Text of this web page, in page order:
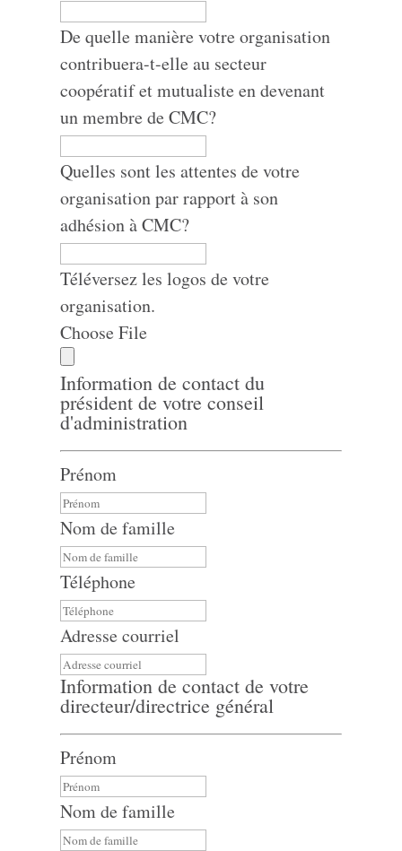
De quelle manière votre organisation
contribuera-t-elle au secteur
coopératif et mutualiste en devenant
un membre de CMC?
Quelles sont les attentes de votre
organisation par rapport à son
adhésion à CMC?
Téléversez les logos de votre
organisation.
Choose File
Information de contact du
président de votre conseil
d'administration
Prénom
Nom de famille
Téléphone
Adresse courriel
Information de contact de votre
directeur/directrice général
Prénom
Nom de famille